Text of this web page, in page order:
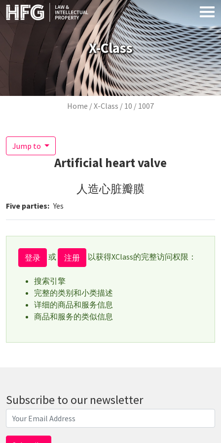
Skip to main content
X-Class
Breadcrumb
Home X-Class 10 1007
Jump to
Artificial heart valve
人造心脏瓣膜
Five parties Yes
登录 或 注册 以获得XClass的完整访问权限：
搜索引擎
完整的类别和小类描述
详细的商品和服务信息
商品和服务的类似信息
Subscribe to our newsletter